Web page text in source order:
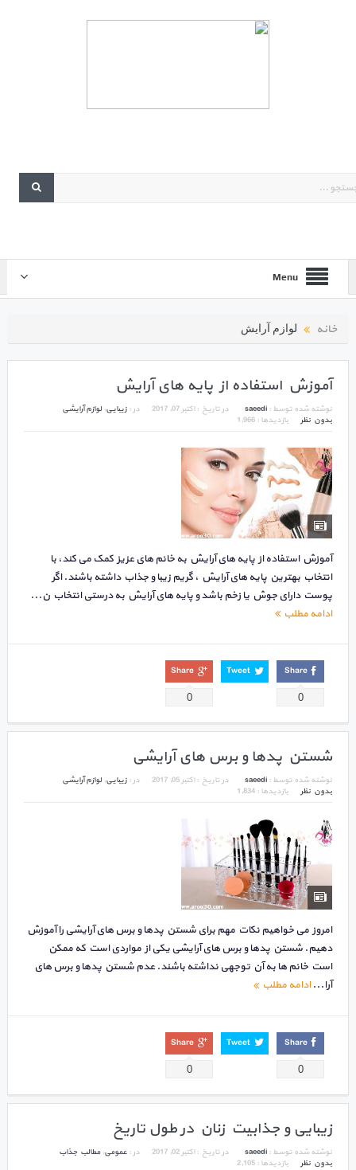
Menu
خانه لوازم آرایش
آموزش استفاده از پایه های آرایش
نوشته شده توسط : saeedi در تاریخ :اکتبر 07, 2017 در : زیبایی, لوازم آرایشی
بدون نظر
بازدیدها : 1,966
آموزش استفاده از پایه های آرایش به خانم های عزیز کمک می کند، با
انتخاب بهترین پایه های آرایش ، گریم زیبا و جذاب داشته باشند. اگر
پوست دارای جوش یا زخم باشد و پایه های آرایش به درستی انتخاب ن...
ادامه مطلب
Share
0
Tweet
Share
0
شستن پدها و برس های آرایشی
نوشته شده توسط : saeedi در تاریخ :اکتبر 05, 2017 در : زیبایی, لوازم آرایشی
بدون نظر
بازدیدها : 1,834
امروز می خواهیم نکات مهم برای شستن پدها و برس های آرایشی را آموزش
دهیم. شستن پدها و برس های آرایشی یکی از مواردی است که ممکن
است خانم ها به آن توجهی نداشته باشند. عدم شستن پدها و برس های
آرا...ادامه مطلب
Share
0
Tweet
Share
0
زیبایی و جذابیت زنان در طول تاریخ
نوشته شده توسط : saeedi در تاریخ :اکتبر 02, 2017 در : عمومی,مطالب جذاب
بدون نظر
بازدیدها : 2,105